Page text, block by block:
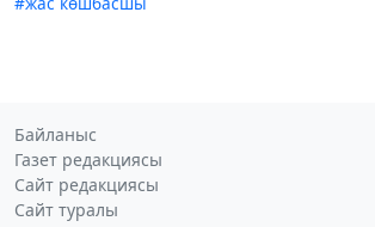
Байланыс
Газет редакциясы
Сайт редакциясы
Сайт туралы